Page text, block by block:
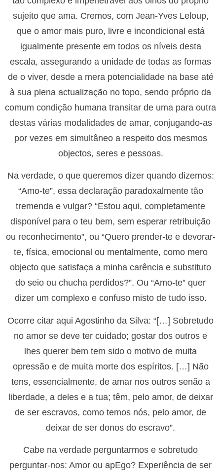
sujeito que ama. Cremos, com Jean-Yves Leloup,
que o amor mais puro, livre e incondicional está
igualmente presente em todos os níveis desta
escala, assegurando a unidade de todas as formas
de o viver, desde a mera potencialidade na base até
à sua plena actualização no topo, sendo próprio da
comum condição humana transitar de uma para outra
destas várias modalidades de amar, conjugando-as
por vezes em simultâneo a respeito dos mesmos
objectos, seres e pessoas.
Na verdade, o que queremos dizer quando dizemos:
“Amo-te”, essa declaração paradoxalmente tão
tremenda e vulgar? “Estou aqui, completamente
disponível para o teu bem, sem esperar retribuição
ou reconhecimento”, ou “Quero prender-te e devorar-
te, física, emocional ou mentalmente, como mero
objecto que satisfaça a minha carência e substituto
do seio ou chucha perdidos?”. Ou “Amo-te” quer
dizer um complexo e confuso misto de tudo isso.
Ocorre citar aqui Agostinho da Silva: “[…] Sobretudo
no amor se deve ter cuidado; gostar dos outros e
lhes querer bem tem sido o motivo de muita
opressão e de muita morte dos espíritos. […] Não
tens, essencialmente, de amar nos outros senão a
liberdade, a deles e a tua; têm, pelo amor, de deixar
de ser escravos, como temos nós, pelo amor, de
deixar de ser donos do escravo”.
Cabe na verdade perguntarmos e sobretudo
perguntar-nos: Amor ou apEgo? Experiência de ser